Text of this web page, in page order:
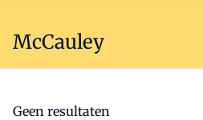
McCauley
Geen resultaten